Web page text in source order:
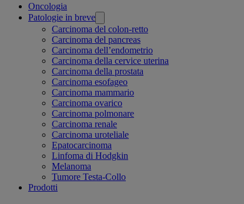
Related
pages
Oncologia
Patologie in breve
Carcinoma del colon-retto
Carcinoma del pancreas
Carcinoma dell’endometrio
Carcinoma della cervice uterina
Carcinoma della prostata
Carcinoma esofageo
Carcinoma mammario
Carcinoma ovarico
Carcinoma polmonare
Carcinoma renale
Carcinoma uroteliale
Epatocarcinoma
Linfoma di Hodgkin
Melanoma
Tumore Testa-Collo
Prodotti